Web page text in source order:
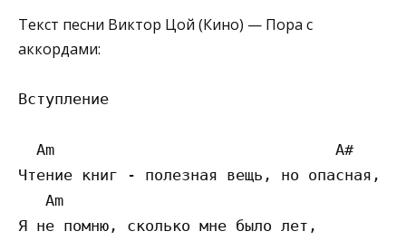
Текст песни Виктор Цой (Кино) — Пора с
аккордами:
Вступление
Am                               A#
Чтение книг - полезная вещь, но опасная,
   Am
Я не помню, сколько мне было лет,